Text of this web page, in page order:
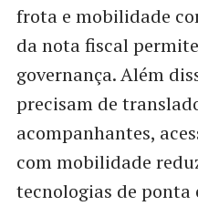
frota e mobilidade
da nota fiscal
governança. Além
precisam de
acompanhantes,
com mobilidade
tecnologias de ponta